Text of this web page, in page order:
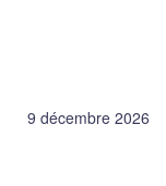
9 décembre 2026